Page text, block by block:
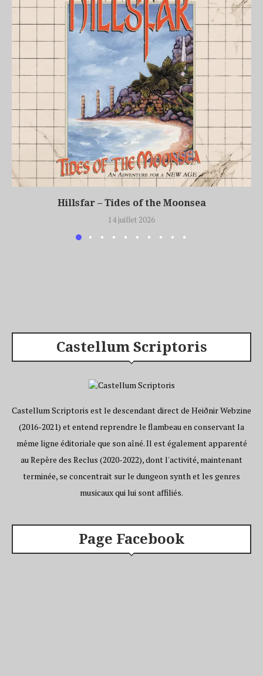
Hillsfar – Tides of the Moonsea
14 juillet 2026
Castellum Scriptoris
Castellum Scriptoris est le descendant direct de Heiðnir Webzine
(2016-2021) et entend reprendre le flambeau en conservant la
même ligne éditoriale que son aîné. Il est également apparenté
au Repère des Reclus (2020-2022), dont l'activité, maintenant
terminée, se concentrait sur le dungeon synth et les genres
musicaux qui lui sont affiliés.
Page Facebook